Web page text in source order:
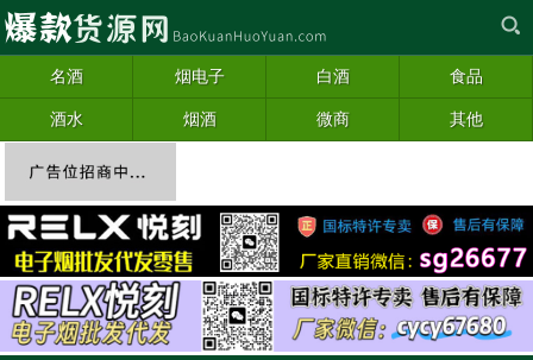
名酒 烟电子 白酒 食品
酒水 烟酒 微商 其他